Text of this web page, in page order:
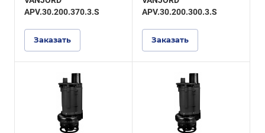
механизмом, серия
APV.30.200.370.3.S
Заказать
механизмом, серия
APV.30.200.300.3.S
Заказать